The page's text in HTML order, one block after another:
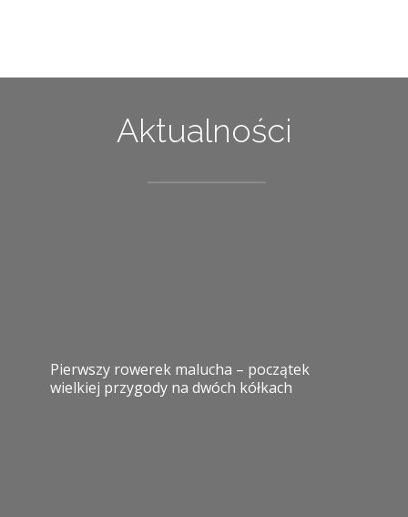
Aktualności
Pierwszy rowerek malucha – początek
wielkiej przygody na dwóch kółkach